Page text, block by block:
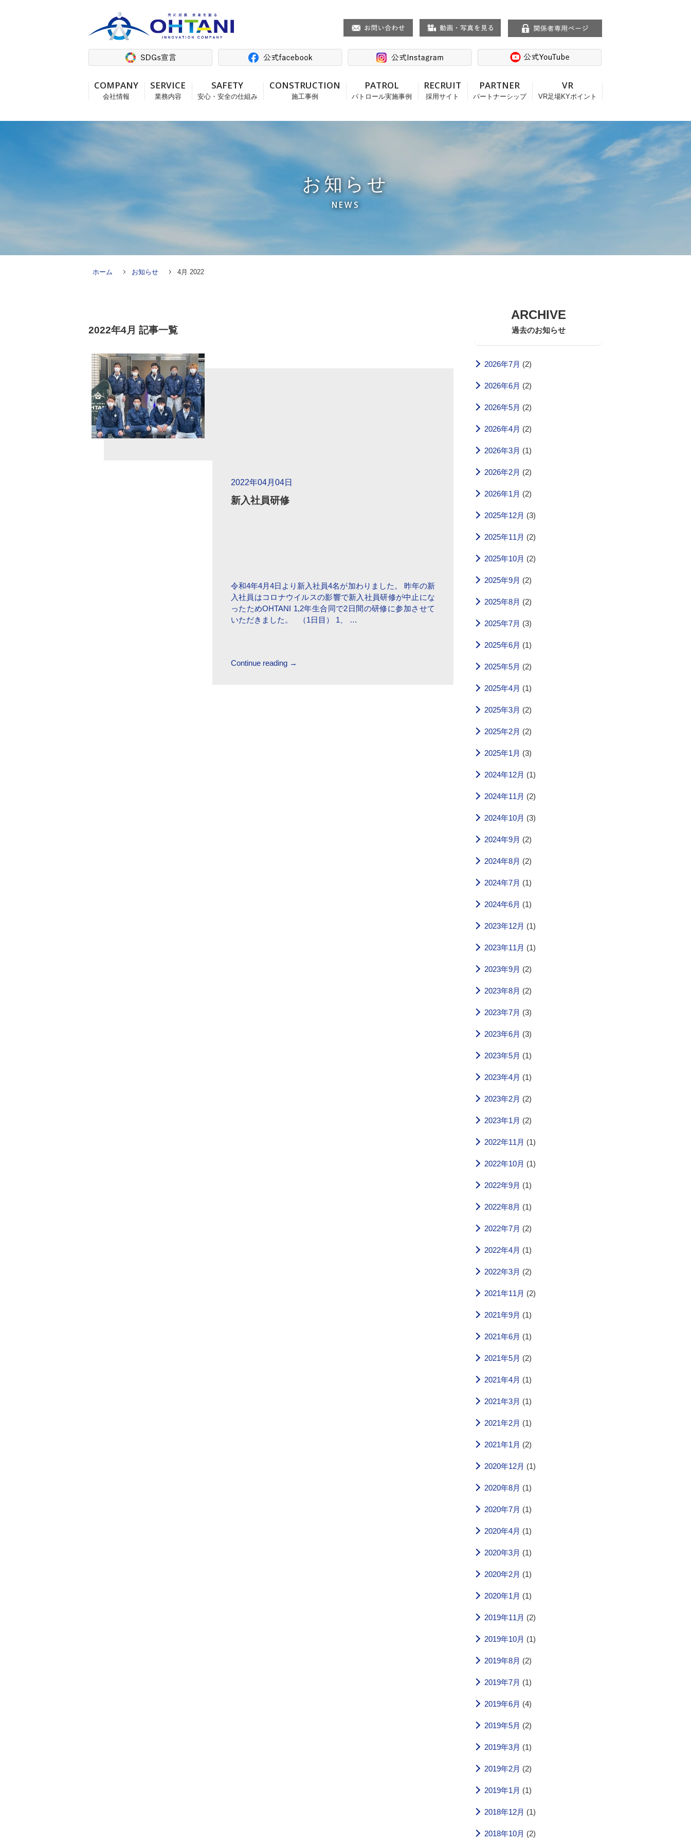
COMPANY
会社情報
SERVICE
業務内容
SAFETY
安心・安全の仕組み
CONSTRUCTION
施工事例
PATROL
パトロール実施事例
RECRUIT
採用サイト
PARTNER
パートナーシップ
VR
VR足場KYポイント
お知らせ
NEWS
ホーム お知らせ 4月 2022
2022年4月 記事一覧
2022年04月04日
新入社員研修
令和4年4月4日より新入社員4名が加わりました。 昨年の新
入社員はコロナウイルスの影響で新入社員研修が中止にな
ったためOHTANI 1,2年生合同で2日間の研修に参加させて
いただきました。 （1日目） 1、 …
Continue reading →
ARCHIVE
過去のお知らせ
2026年7月 (2)
2026年6月 (2)
2026年5月 (2)
2026年4月 (2)
2026年3月 (1)
2026年2月 (2)
2026年1月 (2)
2025年12月 (3)
2025年11月 (2)
2025年10月 (2)
2025年9月 (2)
2025年8月 (2)
2025年7月 (3)
2025年6月 (1)
2025年5月 (2)
2025年4月 (1)
2025年3月 (2)
2025年2月 (2)
2025年1月 (3)
2024年12月 (1)
2024年11月 (2)
2024年10月 (3)
2024年9月 (2)
2024年8月 (2)
2024年7月 (1)
2024年6月 (1)
2023年12月 (1)
2023年11月 (1)
2023年9月 (2)
2023年8月 (2)
2023年7月 (3)
2023年6月 (3)
2023年5月 (1)
2023年4月 (1)
2023年2月 (2)
2023年1月 (2)
2022年11月 (1)
2022年10月 (1)
2022年9月 (1)
2022年8月 (1)
2022年7月 (2)
2022年4月 (1)
2022年3月 (2)
2021年11月 (2)
2021年9月 (1)
2021年6月 (1)
2021年5月 (2)
2021年4月 (1)
2021年3月 (1)
2021年2月 (1)
2021年1月 (2)
2020年12月 (1)
2020年8月 (1)
2020年7月 (1)
2020年4月 (1)
2020年3月 (1)
2020年2月 (1)
2020年1月 (1)
2019年11月 (2)
2019年10月 (1)
2019年8月 (2)
2019年7月 (1)
2019年6月 (4)
2019年5月 (2)
2019年3月 (1)
2019年2月 (2)
2019年1月 (1)
2018年12月 (1)
2018年10月 (2)